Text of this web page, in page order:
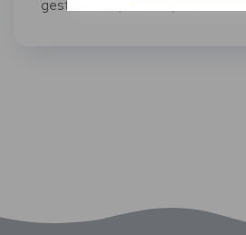
gestión de aprendizaje a...